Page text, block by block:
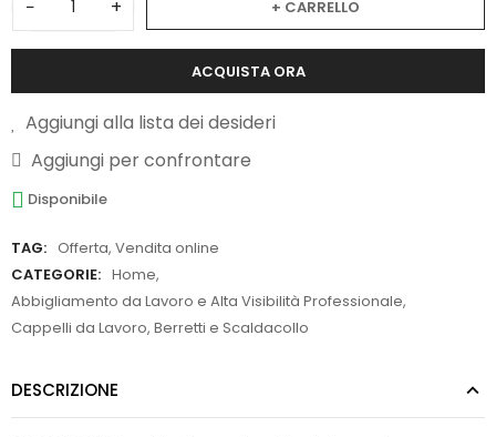
− + + CARRELLO
ACQUISTA ORA
Aggiungi alla lista dei desideri
Aggiungi per confrontare
Disponibile
TAG: Offerta, Vendita online
CATEGORIE: Home,
Abbigliamento da Lavoro e Alta Visibilità Professionale,
Cappelli da Lavoro, Berretti e Scaldacollo
DESCRIZIONE